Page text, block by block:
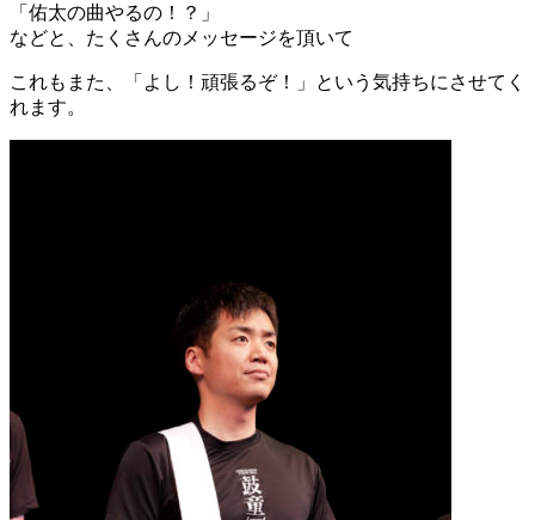
「佑太の曲やるの！？」
などと、たくさんのメッセージを頂いて
これもまた、「よし！頑張るぞ！」という気持ちにさせてく
れます。